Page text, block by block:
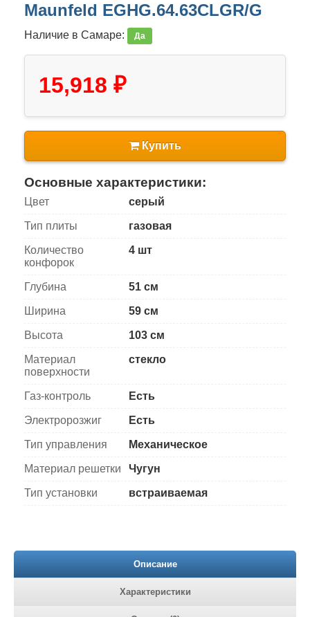
Maunfeld EGHG.64.63CLGR/G
Наличие в Самаре: Да
15,918 ₽
Купить
Основные характеристики:
Цвет серый
Тип плиты газовая
Количество
конфорок
4 шт
Глубина 51 см
Ширина 59 см
Высота 103 см
Материал
поверхности
стекло
Газ-контроль Есть
Электророзжиг Есть
Тип управления Механическое
Материал решетки Чугун
Тип установки встраиваемая
Описание
Характеристики